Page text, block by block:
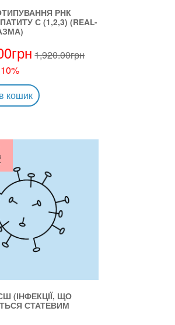
РНК
С (1,2,3) (REAL-
грн 1,920.00грн
кошик
(ІНФЕКЦІЇ, ЩО
СТАТЕВИМ